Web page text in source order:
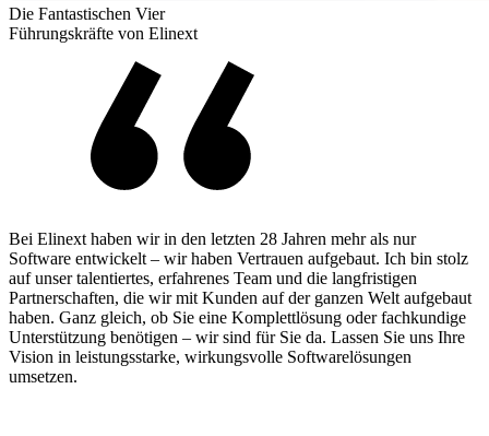
Die Fantastischen Vier
Führungskräfte von Elinext
Bei Elinext haben wir in den letzten 28 Jahren mehr als nur
Software entwickelt – wir haben Vertrauen aufgebaut. Ich bin stolz
auf unser talentiertes, erfahrenes Team und die langfristigen
Partnerschaften, die wir mit Kunden auf der ganzen Welt aufgebaut
haben. Ganz gleich, ob Sie eine Komplettlösung oder fachkundige
Unterstützung benötigen – wir sind für Sie da. Lassen Sie uns Ihre
Vision in leistungsstarke, wirkungsvolle Softwarelösungen
umsetzen.